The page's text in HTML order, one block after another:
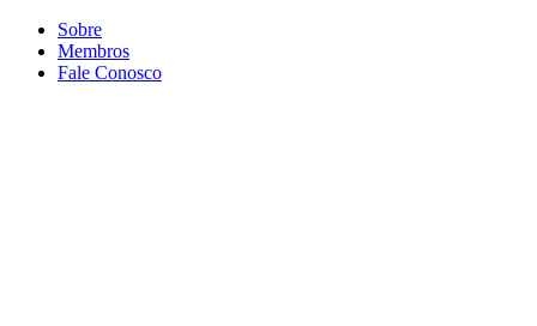
Conteúdo principal
Sobre
Membros
Fale Conosco